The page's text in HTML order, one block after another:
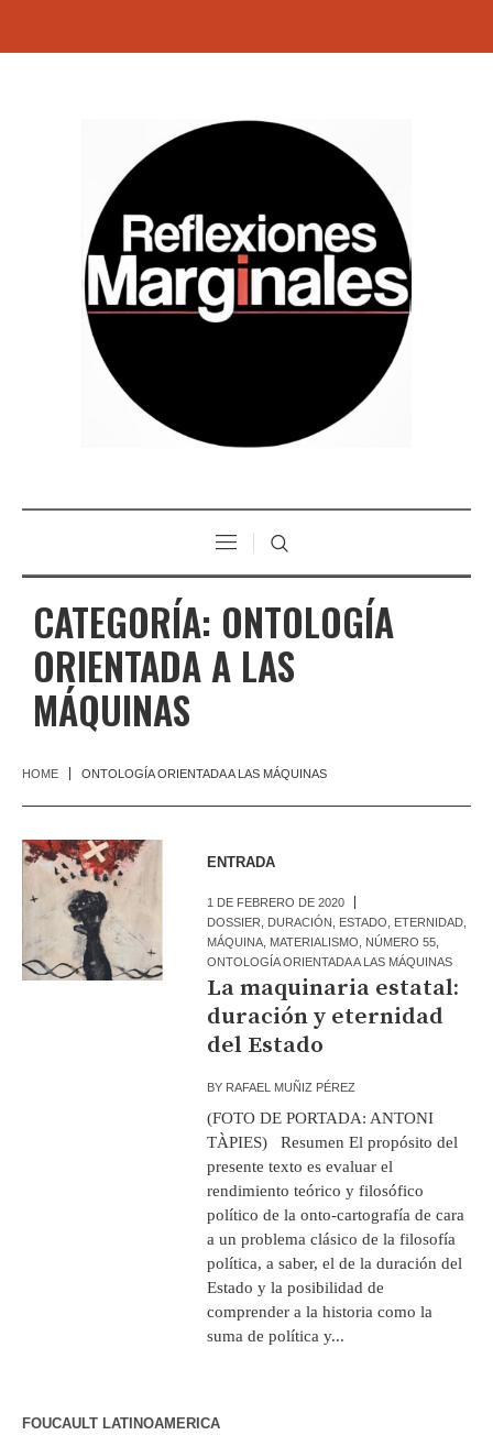
CATEGORÍA: ONTOLOGÍA
ORIENTADA A LAS
MÁQUINAS
HOME ONTOLOGÍA ORIENTADA A LAS MÁQUINAS
ENTRADA
1 DE FEBRERO DE 2020
DOSSIER
DURACIÓN ESTADO ETERNIDAD
MÁQUINA MATERIALISMO NÚMERO 55
ONTOLOGÍA ORIENTADA A LAS MÁQUINAS
La maquinaria estatal:
duración y eternidad
del Estado
BY RAFAEL MUÑIZ PÉREZ
(FOTO DE PORTADA: ANTONI
TÀPIES) Resumen El propósito del
presente texto es evaluar el
rendimiento teórico y filosófico
político de la onto-cartografía de cara
a un problema clásico de la filosofía
política, a saber, el de la duración del
Estado y la posibilidad de
comprender a la historia como la
suma de política y...
FOUCAULT LATINOAMERICA